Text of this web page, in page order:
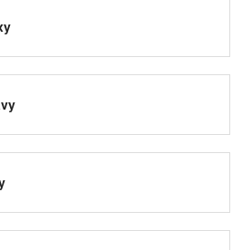
nepříjemnému
horkých nápojů ze
po naší nabídce
můžete použít
chladný. Připravte si
a doplňte ji ledem,
vlastnostem skleničky či